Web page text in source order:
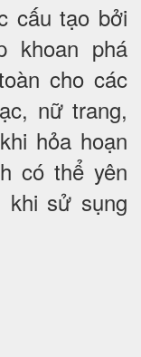
cấu tạo bởi
khoan phá
cho các
nữ trang,
hỏa hoạn
có thể yên
khi sử sụng